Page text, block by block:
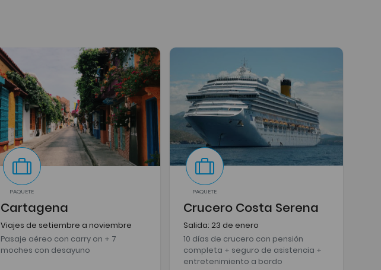
PAQUETE
Cartagena
Viajes de setiembre a noviembre
Pasaje aéreo con carry on + 7
moches con desayuno
PAQUETE
Crucero Costa Serena
Salida: 23 de enero
10 días de crucero con pensión
completa + seguro de asistencia +
entretenimiento a bordo